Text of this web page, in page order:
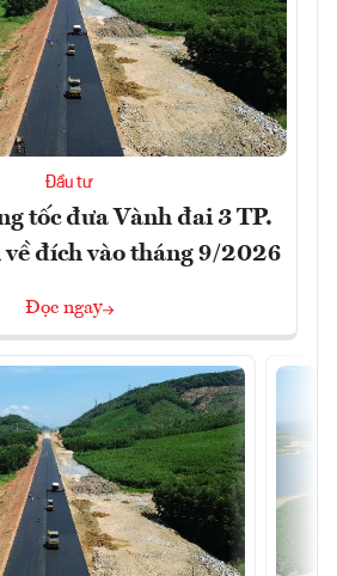
Đầu tư
tốc đưa Vành đai 3 TP.
đích vào tháng 9/2026
Đọc ngay